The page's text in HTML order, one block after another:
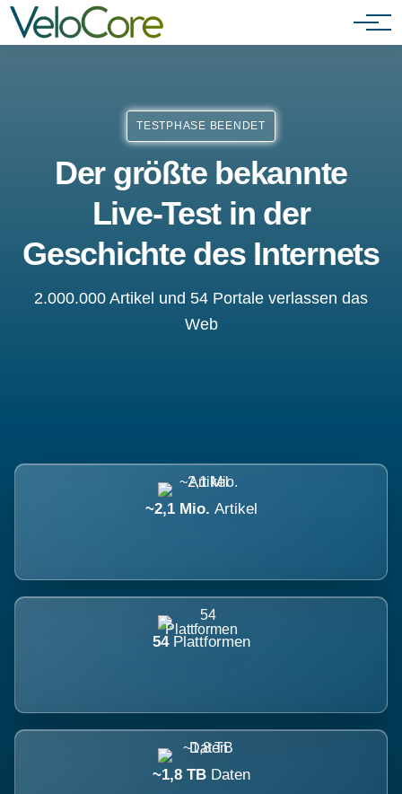
Partnerprogramm
TESTPHASE BEENDET
Der größte bekannte
Live-Test in der
Geschichte des Internets
2.000.000 Artikel und 54 Portale verlassen das
Web
~2,1 Mio. Artikel
54 Plattformen
~1,8 TB Daten